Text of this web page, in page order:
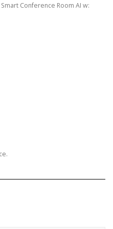
Conference Room AI w: